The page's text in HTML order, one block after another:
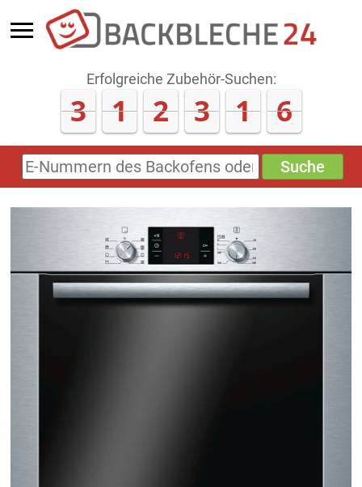
Erfolgreiche Zubehör-Suchen:
3 1 2 3 1 6
E-
Nummern
Suche